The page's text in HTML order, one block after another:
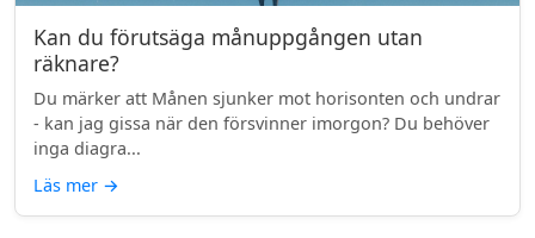
Kan du förutsäga månuppgången utan
räknare?
Du märker att Månen sjunker mot horisonten och undrar
- kan jag gissa när den försvinner imorgon? Du behöver
inga diagra...
Läs mer →